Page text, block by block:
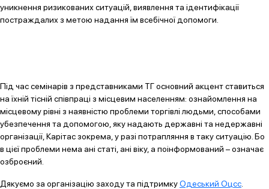
уникнення ризикованих ситуацій, виявлення та ідентифікації
постраждалих з метою надання їм всебічної допомоги.
Під час семінарів з представниками ТГ основний акцент ставиться
на їхній тісній співпраці з місцевим населенням: ознайомлення на
місцевому рівні з наявністю проблеми торгівлі людьми, способами
убезпечення та допомогою, яку надають державні та недержавні
організації, Карітас зокрема, у разі потрапляння в таку ситуацію. Бо
в цієї проблеми нема ані статі, ані віку, а поінформований – означає
озброєний.
Дякуємо за організацію заходу та підтримкуОдеський Оцсс